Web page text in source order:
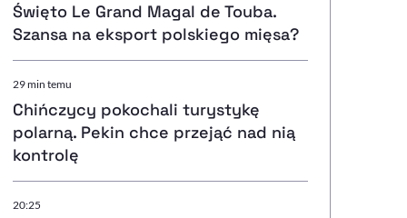
Resetuj opcje
Sprawdź, jak i dlaczego zwiększamy dostępność
Święto Le Grand Magal de Touba.
Szansa na eksport polskiego mięsa?
29 min temu
Chińczycy pokochali turystykę
polarną. Pekin chce przejąć nad nią
kontrolę
20:25